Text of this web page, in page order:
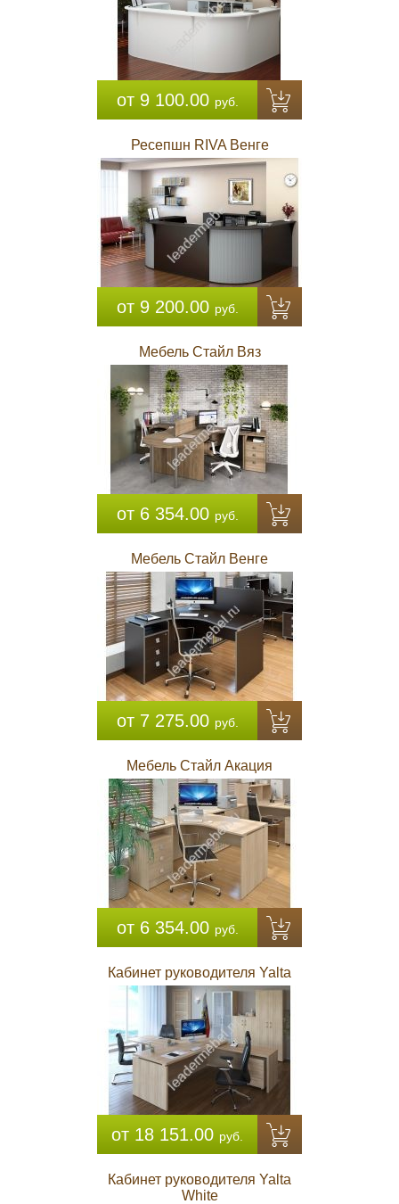
от 9 100.00 руб.
Ресепшн RIVA Венге
от 9 200.00 руб.
Мебель Стайл Вяз
от 6 354.00 руб.
Мебель Стайл Венге
от 7 275.00 руб.
Мебель Стайл Акация
от 6 354.00 руб.
Кабинет руководителя Yalta
от 18 151.00 руб.
Кабинет руководителя Yalta
White